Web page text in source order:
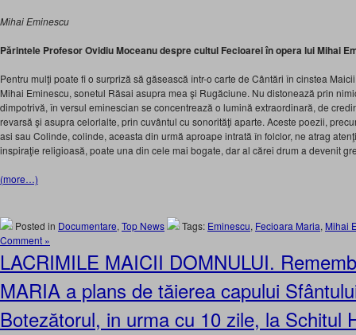
Mihai Eminescu
Părintele Profesor Ovidiu Moceanu despre cultul Fecioarei în opera lui Mihai
Pentru mulţi poate fi o surpriză să găsească într-o carte de Cântări în cinstea
Mihai Eminescu, sonetul Răsai asupra mea şi Rugăciune. Nu distonează prin
dimpotrivă, în versul eminescian se concentrează o lumină extraordinară, de
revarsă şi asupra celorlalte, prin cuvântul cu sonorităţi aparte. Aceste poezii,
asi sau Colinde, colinde, aceasta din urmă aproape intrată în folclor, ne atrag
inspiraţie religioasă, poate una din cele mai bogate, dar al cărei drum a devenit
(more…)
Posted in Documentare, Top News Tags: Eminescu, Fecioara Maria, Mihai
Comment »
LACRIMILE MAICII DOMNULUI.
MARIA a plans de tăierea capului
Botezătorul, in urma cu 10 zile, la Schitul